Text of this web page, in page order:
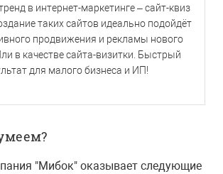
в интернет-маркетинге – сайт-квиз
таких сайтов идеально подойдёт
продвижения и рекламы нового
в качестве сайта-визитки. Быстрый
для малого бизнеса и ИП!
"Мибок" оказывает следующие